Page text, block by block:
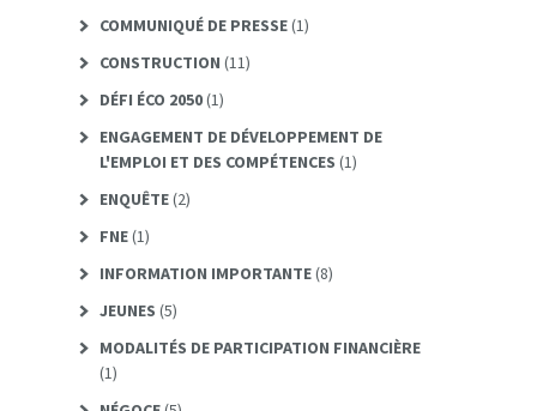
COMMUNIQUÉ DE PRESSE(1)
CONSTRUCTION (11)
DÉFI ÉCO 2050(1)
ENGAGEMENT DE DÉVELOPPEMENT DE
L'EMPLOI ET DES COMPÉTENCES (1)
ENQUÊTE(2)
FNE(1)
INFORMATION IMPORTANTE(8)
JEUNES (5)
MODALITÉS DE PARTICIPATION FINANCIÈRE
(1)